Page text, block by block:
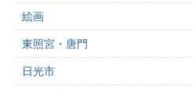
絵画
東照宮・唐門
日光市